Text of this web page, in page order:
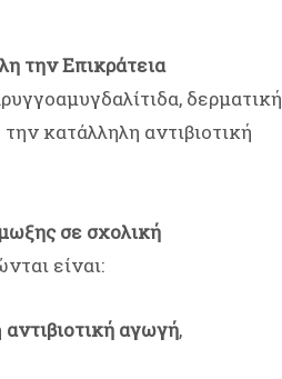
την Επικράτεια
δερματική
κατάλληλη αντιβιοτική
σε σχολική
είναι:
αντιβιοτική αγωγή,